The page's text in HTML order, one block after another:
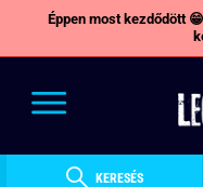
Éppen most kezdődött
KERESÉS